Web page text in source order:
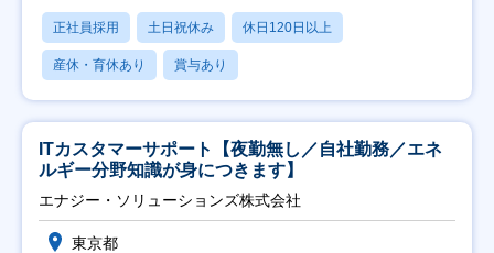
正社員採用 土日祝休み 休日120日以上
産休・育休あり 賞与あり
ITカスタマーサポート【夜勤無し／自社勤務／エネ
ルギー分野知識が身につきます】
エナジー・ソリューションズ株式会社
東京都